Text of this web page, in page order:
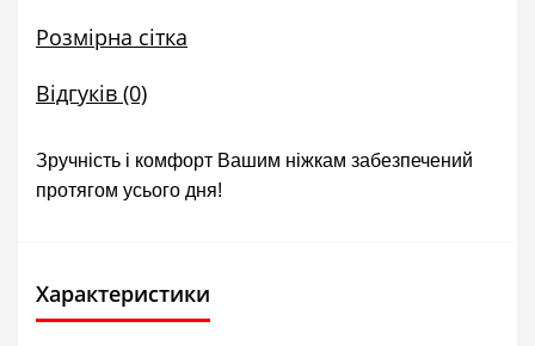
Розмірна сітка
Відгуків (0)
Зручність і комфорт Вашим ніжкам забезпечений
протягом усього дня!
Характеристики